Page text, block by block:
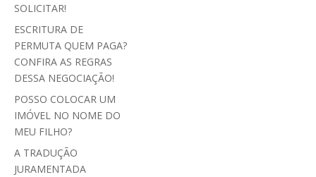
SOLICITAR!
ESCRITURA DE
PERMUTA QUEM PAGA?
CONFIRA AS REGRAS
DESSA NEGOCIAÇÃO!
POSSO COLOCAR UM
IMÓVEL NO NOME DO
MEU FILHO?
A TRADUÇÃO
JURAMENTADA